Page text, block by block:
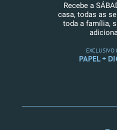
Recebe a
casa, todas as
toda a família,
EXCLUSIVO
PAPEL +